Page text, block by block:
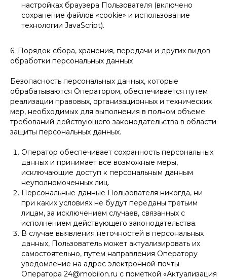
настройках браузера Пользователя (включено
сохранение файлов «cookie» и использование
технологии JavaScript).
6. Порядок сбора, хранения, передачи и других видов
обработки персональных данных
Безопасность персональных данных, которые
обрабатываются Оператором, обеспечивается путем
реализации правовых, организационных и технических
мер, необходимых для выполнения в полном объеме
требований действующего законодательства в области
защиты персональных данных.
Оператор обеспечивает сохранность персональных
данных и принимает все возможные меры,
исключающие доступ к персональным данным
неуполномоченных лиц.
Персональные данные Пользователя никогда, ни
при каких условиях не будут переданы третьим
лицам, за исключением случаев, связанных с
исполнением действующего законодательства.
В случае выявления неточностей в персональных
данных, Пользователь может актуализировать их
самостоятельно, путем направления Оператору
уведомление на адрес электронной почты
Оператора 24@mobilon.ru с пометкой «Актуализация